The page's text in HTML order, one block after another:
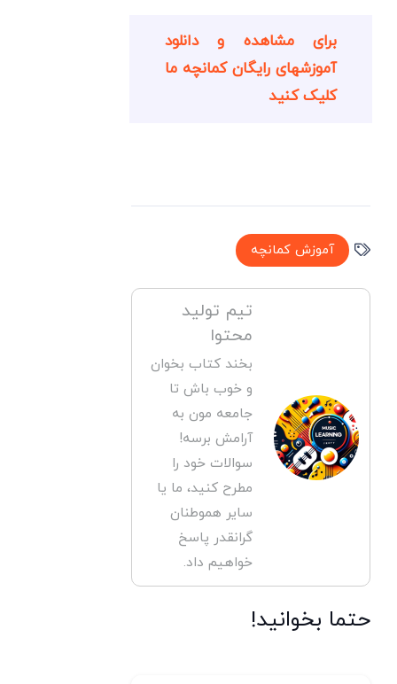
برای مشاهده و دانلود
آموزشهای رایگان کمانچه ما
کلیک کنید
آموزش کمانچه
تیم تولید
محتوا
بخند کتاب بخوان
و خوب باش تا
جامعه مون به
آرامش برسه!
سوالات خود را
مطرح کنید، ما یا
سایر هموطنان
گرانقدر پاسخ
خواهیم داد.
حتما بخوانید!